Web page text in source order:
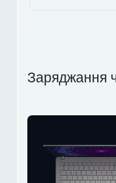
Заряджання